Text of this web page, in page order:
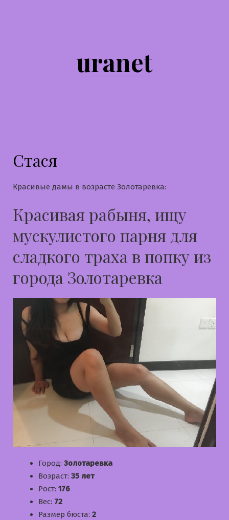
uranet
Стася
Красивые дамы в возрасте Золотаревка:
Красивая рабыня, ищу
мускулистого парня для
сладкого траха в попку из
города Золотаревка
Город: Золотаревка
Возраст: 35 лет
Рост: 176
Вес: 72
Размер бюста: 2